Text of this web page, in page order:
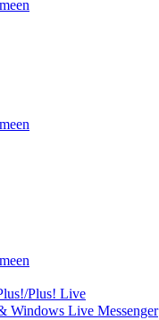
Plus! Live
Live Messenger